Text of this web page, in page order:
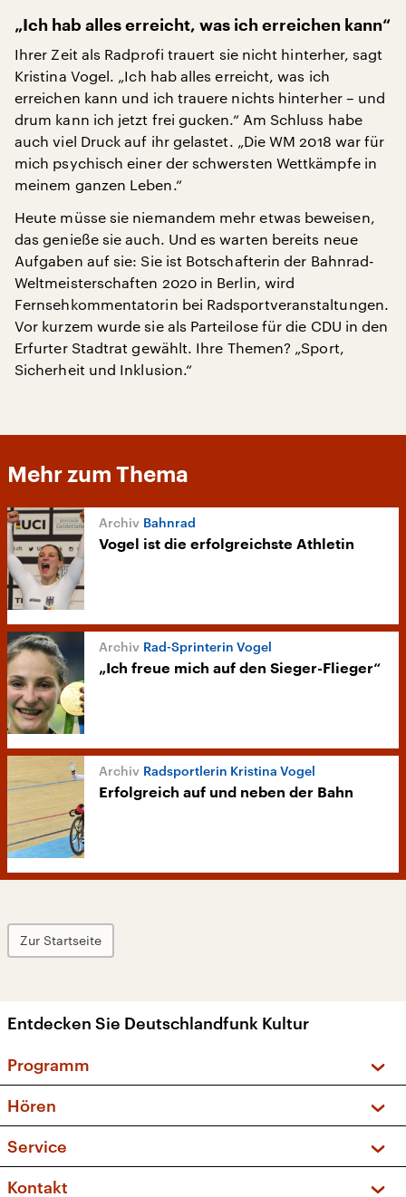
„Ich hab alles erreicht, was ich erreichen kann“
Ihrer Zeit als Radprofi trauert sie nicht hinterher, sagt
Kristina Vogel. „Ich hab alles erreicht, was ich
erreichen kann und ich trauere nichts hinterher – und
drum kann ich jetzt frei gucken.“ Am Schluss habe
auch viel Druck auf ihr gelastet. „Die WM 2018 war für
mich psychisch einer der schwersten Wettkämpfe in
meinem ganzen Leben.“
Heute müsse sie niemandem mehr etwas beweisen,
das genieße sie auch. Und es warten bereits neue
Aufgaben auf sie: Sie ist Botschafterin der Bahnrad-
Weltmeisterschaften 2020 in Berlin, wird
Fernsehkommentatorin bei Radsportveranstaltungen.
Vor kurzem wurde sie als Parteilose für die CDU in den
Erfurter Stadtrat gewählt. Ihre Themen? „Sport,
Sicherheit und Inklusion.“
Mehr zum Thema
Bahnrad
Vogel ist die erfolgreichste Athletin
Rad-Sprinterin Vogel
„Ich freue mich auf den Sieger-Flieger“
Radsportlerin Kristina Vogel
Erfolgreich auf und neben der Bahn
Zur Startseite
Entdecken Sie Deutschlandfunk Kultur
Programm
Sendungen und Podcasts
Musikliste
Kakadu – Das Kinderprogramm
Hören
Frequenzen (UKW + DAB+)
Service
FAQ
Kontakt